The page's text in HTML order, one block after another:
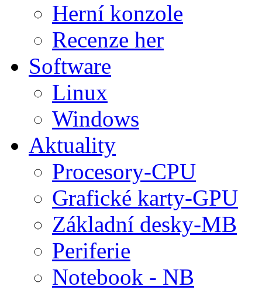
Herní konzole
Recenze her
Software
Linux
Windows
Aktuality
Procesory-CPU
Grafické karty-GPU
Základní desky-MB
Periferie
Notebook - NB